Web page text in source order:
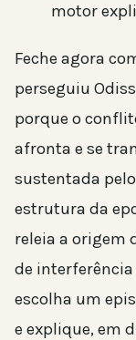
motor
Feche agora
perseguiu
porque o
afronta e se
sustentada
estrutura da
releia a origem
de interferência
escolha um
e explique, em